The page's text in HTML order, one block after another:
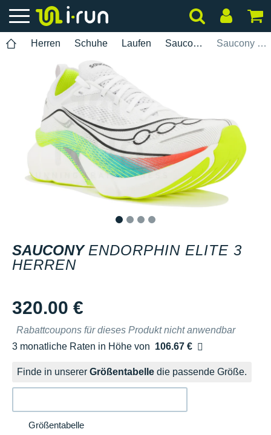
Herren Schuhe Laufen Saucony Saucony Endorphin Elite 3 Herren
SAUCONY ENDORPHIN ELITE 3
HERREN
320.00 €
Rabattcoupons für dieses Produkt nicht anwendbar
3 monatliche Raten in Höhe von 106.67 €
Ohne Zusatzkosten
Finde in unserer Größentabelle die passende Größe.
Größentabelle